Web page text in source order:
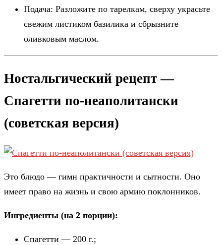
Подача: Разложите по тарелкам, сверху украсьте
свежим листиком базилика и сбрызните
оливковым маслом.
Ностальгический рецепт —
Спагетти по-неаполитански
(советская версия)
Это блюдо — гимн практичности и сытности. Оно
имеет право на жизнь и свою армию поклонников.
Ингредиенты (на 2 порции):
Спагетти — 200 г.;